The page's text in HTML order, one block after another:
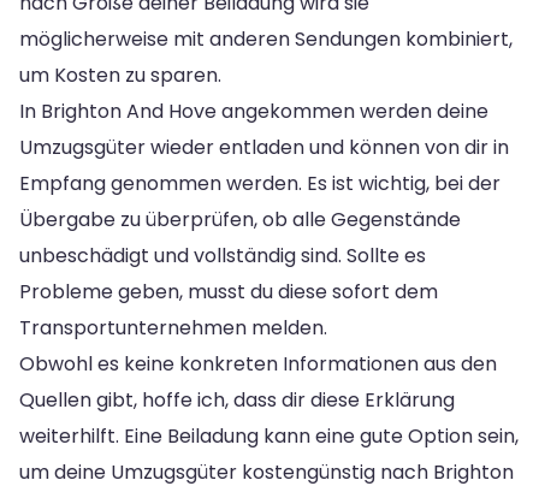
möglicherweise mit anderen Sendungen kombiniert,
um Kosten zu sparen.
In Brighton And Hove angekommen werden deine
Umzugsgüter wieder entladen und können von dir in
Empfang genommen werden. Es ist wichtig, bei der
Übergabe zu überprüfen, ob alle Gegenstände
unbeschädigt und vollständig sind. Sollte es
Probleme geben, musst du diese sofort dem
Transportunternehmen melden.
Obwohl es keine konkreten Informationen aus den
Quellen gibt, hoffe ich, dass dir diese Erklärung
weiterhilft. Eine Beiladung kann eine gute Option sein,
um deine Umzugsgüter kostengünstig nach Brighton